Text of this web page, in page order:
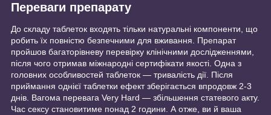
Переваги препарату
До складу таблеток входять тільки натуральні компоненти, що
робить їх повністю безпечними для вживання. Препарат
пройшов багаторівневу перевірку клінічними дослідженнями,
після чого отримав міжнародні сертифікати якості. Одна з
головних особливостей таблеток — тривалість дії. Після
приймання однієї таблетки ефект зберігається впродовж 2-3
днів. Вагома перевага Very Hard — збільшення статевого акту.
Час сексу становитиме понад 2 години. А отже, ви й ваша